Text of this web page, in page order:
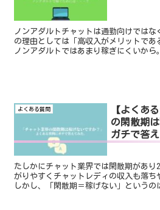
ノンアダルトチャットは通勤向けではな
の理由としては「高収入がメリットであ
ノンアダルトではあまり稼ぎにくいから。」 しかし、全く
よくある質問
【よくあ
の閑散期
ガチで答え
たしかにチャット業界では閑散期があり
がりやすくチャットレディの収入も落ち
しかし、「閑散期＝稼げない」というの
とです。そうすれば、結果的に1年間を